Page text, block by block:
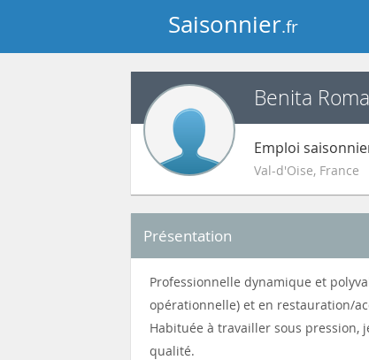
Saisonnier.fr
Benita
Emploi
Val-d'Oise, France
Présentation
Professionnelle dynamique et
opérationnelle) et en restauration/
Habituée à travailler sous pression,
qualité.